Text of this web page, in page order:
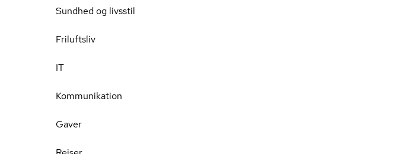
Sundhed og livsstil
Friluftsliv
IT
Kommunikation
Gaver